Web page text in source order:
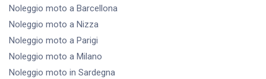
Noleggio moto a Barcellona
Noleggio moto a Nizza
Noleggio moto a Parigi
Noleggio moto a Milano
Noleggio moto in Sardegna